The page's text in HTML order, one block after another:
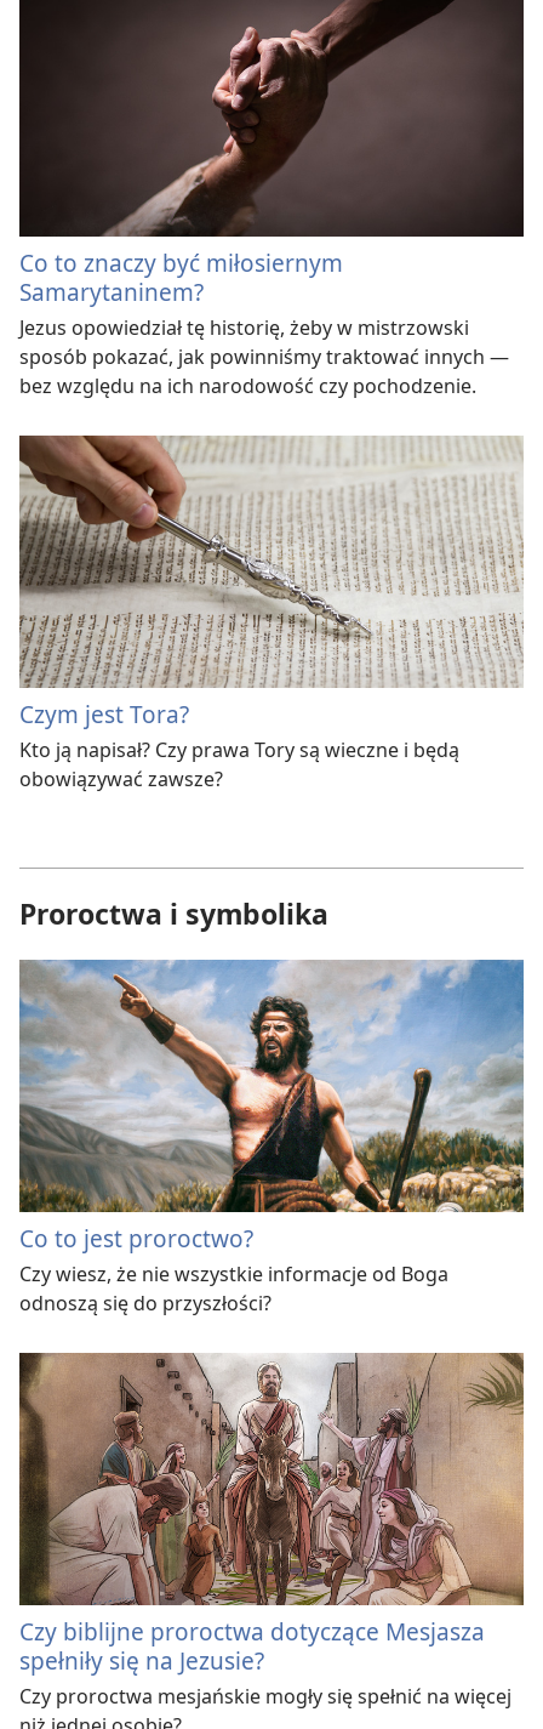
Co to znaczy być miłosiernym
Samarytaninem?
Jezus opowiedział tę historię, żeby w mistrzowski
sposób pokazać, jak powinniśmy traktować innych —
bez względu na ich narodowość czy pochodzenie.
Czym jest Tora?
Kto ją napisał? Czy prawa Tory są wieczne i będą
obowiązywać zawsze?
Proroctwa i symbolika
Co to jest proroctwo?
Czy wiesz, że nie wszystkie informacje od Boga
odnoszą się do przyszłości?
Czy biblijne proroctwa dotyczące Mesjasza
spełniły się na Jezusie?
Czy proroctwa mesjańskie mogły się spełnić na więcej